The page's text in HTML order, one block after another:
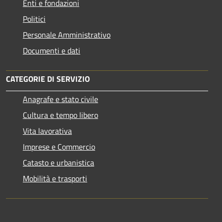
Enti e fondazioni
Politici
Personale Amministrativo
Documenti e dati
CATEGORIE DI SERVIZIO
Anagrafe e stato civile
Cultura e tempo libero
Vita lavorativa
Imprese e Commercio
Catasto e urbanistica
Mobilità e trasporti